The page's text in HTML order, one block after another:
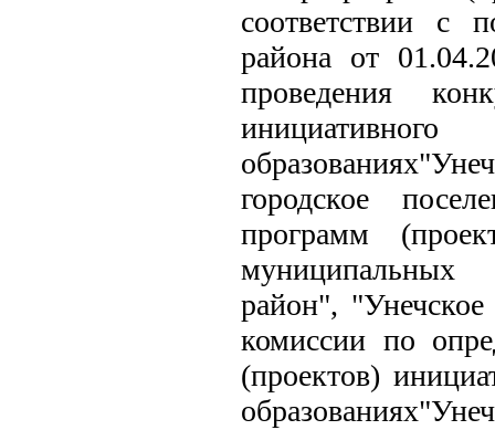
соответствии с
района от
проведения
городское
программ
муниципальных
район", "Унечское
комиссии по
(проектов)